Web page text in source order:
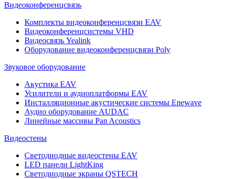
Видеоконференцсвязь
Комплекты видеоконференцсвязи EAV
Видеоконференцсистемы VHD
Видеосвязь Yealink
Оборудование видеоконференцсвязи Poly
Звуковое оборудование
Акустика EAV
Усилители и аудиоплатформы EAV
Инсталляционные акустические системы Enewave
Аудио оборудование AUDAC
Линейные массивы Pan Acoustics
Видеостены
Светодиодные видеостены EAV
LED панели LightKing
Светодиодные экраны QSTECH